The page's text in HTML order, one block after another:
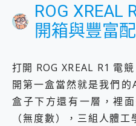
ROG XREAL
開箱與豐富
打開 ROG XREAL R1 電
開第一盒當然就是我們的
盒子下方還有一層，裡
（無度數），三組人體